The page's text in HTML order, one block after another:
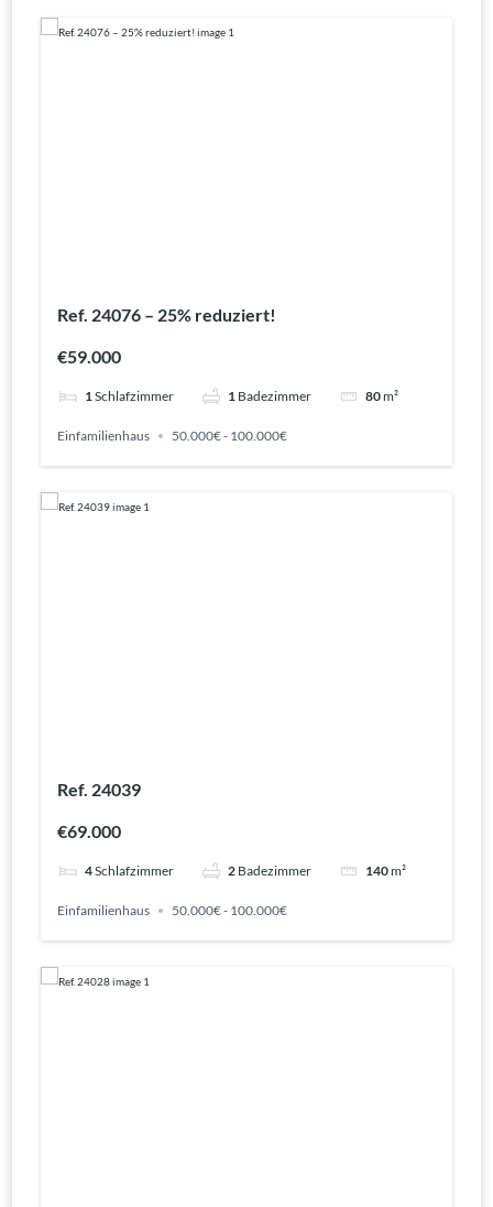
Ref. 24076 – 25% reduziert!
€59.000
1Schlafzimmer 1 Badezimmer 80m²
Einfamilienhaus 50.000€ - 100.000€
Ref. 24039
€69.000
4Schlafzimmer 2 Badezimmer 140m²
Einfamilienhaus 50.000€ - 100.000€